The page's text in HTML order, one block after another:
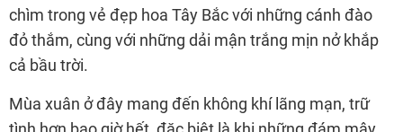
chìm trong vẻ đẹp hoa Tây Bắc với những cánh đào
đỏ thắm, cùng với những dải mận trắng mịn nở khắp
cả bầu trời.
Mùa xuân ở đây mang đến không khí lãng mạn, trữ